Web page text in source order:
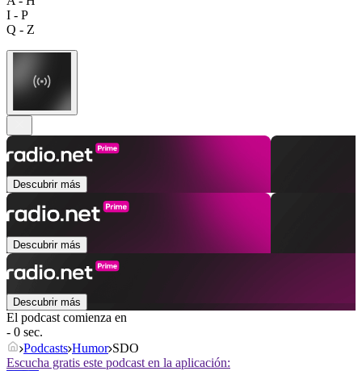
I - P
Q - Z
Descubrir más
Descubrir más
Descubrir más
El podcast comienza en
- 0 sec.
Podcasts Humor SDO
Escucha gratis este podcast en la aplicación: